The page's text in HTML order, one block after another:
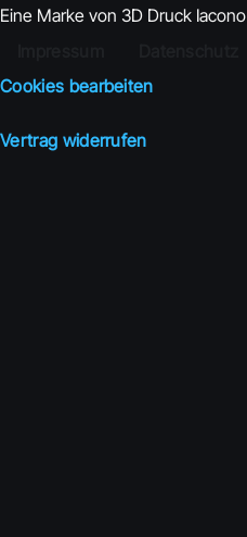
Eine Marke von 3D Druck Iacono
Cookies bearbeiten
Vertrag widerrufen